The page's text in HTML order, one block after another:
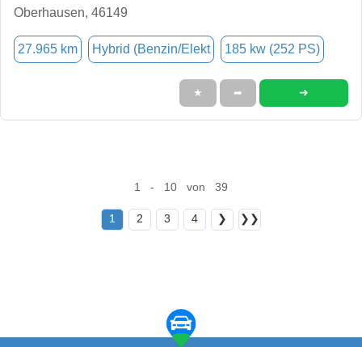
Oberhausen, 46149
27.965 km Hybrid (Benzin/Elekt 185 kw (252 PS)
★ ➦ ➜
1 - 10 von 39
1 2 3 4 ❯ ❯❯